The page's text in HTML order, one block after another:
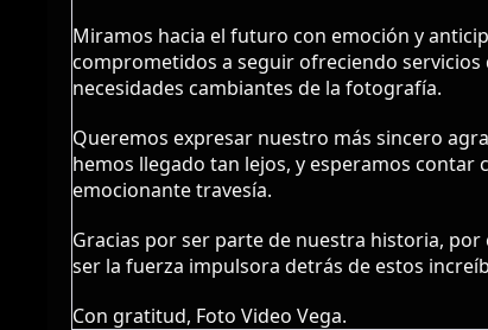
Miramos hacia el futuro con emoción y
comprometidos a seguir ofreciendo
necesidades cambiantes de la fotografía.
Queremos expresar nuestro más sincero
hemos llegado tan lejos, y esperamos
emocionante travesía.
Gracias por ser parte de nuestra historia,
ser la fuerza impulsora detrás de estos
Con gratitud, Foto Video Vega.